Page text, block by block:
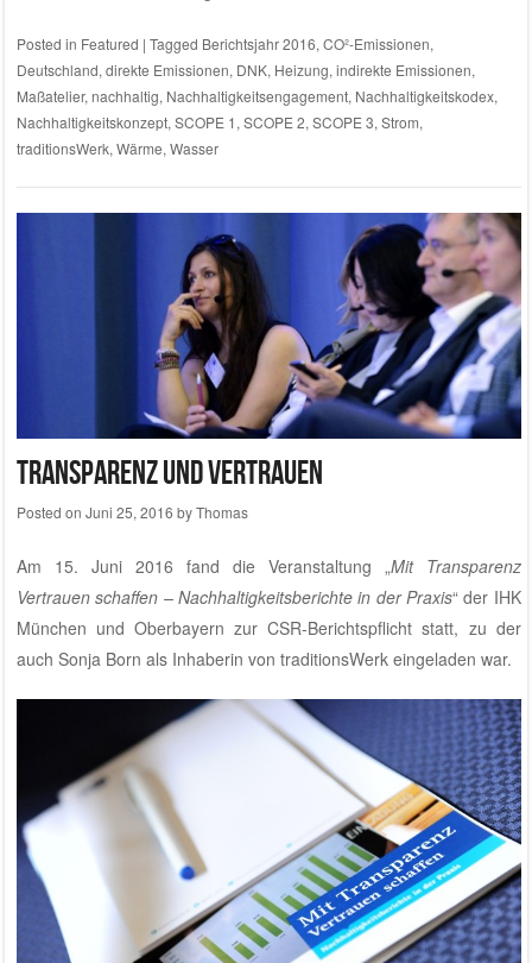
Posted in Featured | Tagged Berichtsjahr 2016, CO²-Emissionen,
Deutschland, direkte Emissionen, DNK, Heizung, indirekte Emissionen,
Maßatelier, nachhaltig, Nachhaltigkeitsengagement, Nachhaltigkeitskodex,
Nachhaltigkeitskonzept, SCOPE 1, SCOPE 2, SCOPE 3, Strom,
traditionsWerk, Wärme, Wasser
Transparenz und Vertrauen
Posted on Juni 25, 2016 byThomas
Am 15. Juni 2016 fand die Veranstaltung „Mit Transparenz
Vertrauen schaffen – Nachhaltigkeitsberichte in der Praxis“ der IHK
München und Oberbayern zurCSR-Berichtspflicht statt, zu der
auch Sonja Born als Inhaberin von traditionsWerkeingeladen war.